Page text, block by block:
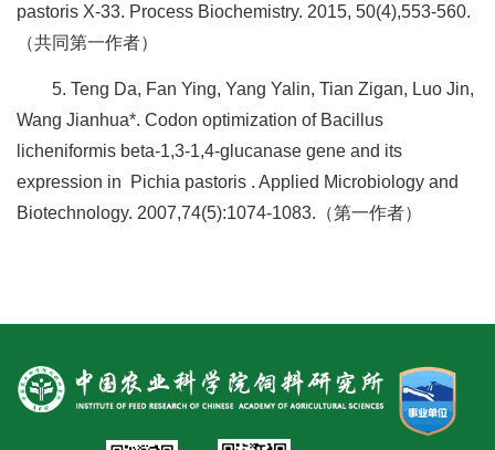
pastoris X-33. Process Biochemistry. 2015, 50(4),553-560.
（共同第一作者）
5. Teng Da, Fan Ying, Yang Yalin, Tian Zigan, Luo Jin,
Wang Jianhua*. Codon optimization of Bacillus
licheniformis beta-1,3-1,4-glucanase gene and its
expression in Pichia pastoris . Applied Microbiology and
Biotechnology. 2007,74(5):1074-1083.（第一作者）